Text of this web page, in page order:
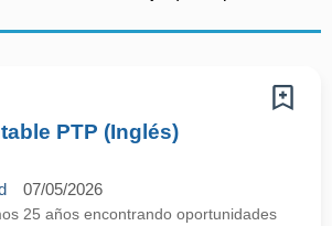
PTP (Inglés)
07/05/2026
25 años encontrando oportunidades